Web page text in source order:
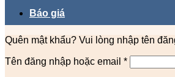
Báo giá
Quên mật khẩu? Vui lòng nhập tên
Tên đăng nhập hoặc email *Bắt
buộc